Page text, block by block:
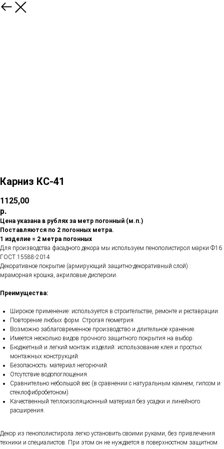
Карниз КС-41
1125,00
р.
Цена указана в рублях за метр погонный (м.п.)
Поставляются по 2 погонных метра.
1 изделие = 2 метра погонных
Для производства фасадного декора мы используем пенополистирол марки Ф16
ГОСТ 15588-2014
Декоративное покрытие (армирующий защитно-декоративный слой) :
мраморная крошка, акриловые дисперсии.
Преимущества:
Широкое применение: используется в строительстве, ремонте и реставрации.
Повторение любых форм. Строгая геометрия.
Возможно заблаговременное производство и длительное хранение.
Имеется несколько видов прочного защитного покрытия на выбор.
Бюджетный и легкий монтаж изделий: использование клея и простых
монтажных конструкций.
Безопасность: материал негорючий.
Отсутствие водопоглощения.
Сравнительно небольшой вес (в сравнении с натуральным камнем, гипсом и
стеклофибробетоном)
Качественный теплоизоляционный материал без усадки и линейного
расширения.
Декор из пенополистирола легко установить своими руками, без привлечения
техники и специалистов. При этом он не нуждается в поверхностном защитном